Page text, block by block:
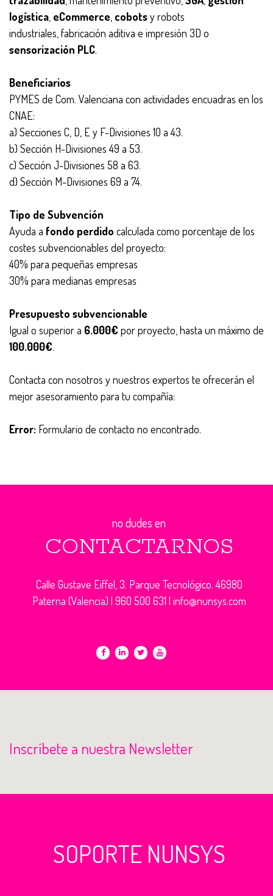
logística eCommerce cobotsy robots
industriales, fabricación aditiva e impresión 3D o
sensorización PLC.
Beneficiarios
PYMES de Com. Valenciana con actividades encuadras en los
CNAE:
a) Secciones C, D, E y F-Divisiones 10 a 43.
b) Sección H-Divisiones 49 a 53.
c) Sección J-Divisiones 58 a 63.
d) Sección M-Divisiones 69 a 74.
Tipo de Subvención
Ayuda a fondo perdido calculada como porcentaje de los
costes subvencionables del proyecto:
40% para pequeñas empresas
30% para medianas empresas
Presupuesto subvencionable
Igual o superior a 6.000€ por proyecto, hasta un máximo de
100.000€.
Contacta con nosotros y nuestros expertos te ofrecerán el
mejor asesoramiento para tu compañía:
Error: Formulario de contacto no encontrado.
no dudes en
CONTACTARNOS
Calle Gustave Eiffel, 3. Parque Tecnológico. 46980
Paterna (Valencia) | 960 500 631 | info@nunsys.com
Inscríbete a nuestra Newsletter
SOPORTE NUNSYS